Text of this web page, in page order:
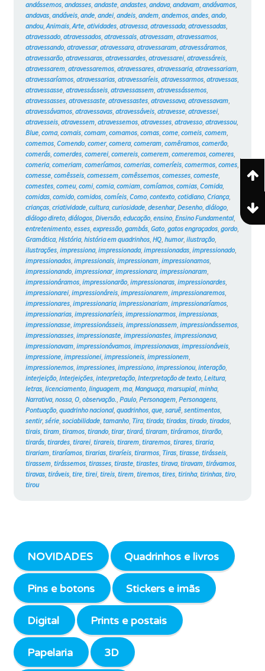
andássemos, andasses, andaste, andastes, andava, andavam, andávamos,
andavas, andáveis, ande, andei, andeis, andem, andemos, andes, ando,
andou, Animais, Arte, atividades, atravessa, atravessada, atravessadas,
atravessado, atravessados, atravessais, atravessam, atravessamos,
atravessando, atravessar, atravessara, atravessaram, atravessáramos,
atravessarão, atravessaras, atravessardes, atravessarei, atravessáreis,
atravessarem, atravessaremos, atravessares, atravessaria, atravessariam,
atravessaríamos, atravessarias, atravessaríeis, atravessarmos, atravessas,
atravessasse, atravessásseis, atravessassem, atravessássemos,
atravessasses, atravessaste, atravessastes, atravessava, atravessavam,
atravessávamos, atravessavas, atravessáveis, atravesse, atravessei,
atravesseis, atravessem, atravessemos, atravesses, atravesso, atravessou,
Blue, coma, comais, comam, comamos, comas, come, comeis, comem,
comemos, Comendo, comer, comera, comeram, comêramos, comerão,
comerás, comerdes, comerei, comereis, comerem, comeremos, comeres,
comeria, comeriam, comeríamos, comerias, comeríeis, comermos, comes,
comesse, comêsseis, comessem, comêssemos, comesses, comeste,
comestes, comeu, comi, comia, comiam, comíamos, comias, Comida,
comidas, comido, comidos, comíeis, Como, contexto, cotidiano, Criança,
crianças, criatividade, cultura, curiosidade, desenhar, Desenho, diálogo,
diálogo direto, diálogos, Diversão, educação, ensino, Ensino Fundamental,
entretenimento, esses, expressão, gambás, Gato, gatos engraçados, gordo,
Gramática, História, história em quadrinhos, HQ, humor, ilustração,
ilustrações, impressiona, impressionada, impressionadas, impressionado,
impressionados, impressionais, impressionam, impressionamos,
impressionando, impressionar, impressionara, impressionaram,
impressionáramos, impressionarão, impressionaras, impressionardes,
impressionarei, impressionáreis, impressionarem, impressionaremos,
impressionares, impressionaria, impressionariam, impressionaríamos,
impressionarias, impressionaríeis, impressionarmos, impressionas,
impressionasse, impressionásseis, impressionassem, impressionássemos,
impressionasses, impressionaste, impressionastes, impressionava,
impressionavam, impressionávamos, impressionavas, impressionáveis,
impressione, impressionei, impressioneis, impressionem,
impressionemos, impressiones, impressiono, impressionou, interação,
interjeição, Interjeições, interpretação, Interpretação de texto, Leitura,
letras, licenciamento, linguagem, ma, Manguaça, marsupial, minha,
Narrativa, nossa, O, observação. Paulo, Personagem, Personagens,
Pontuação, quadrinho nacional, quadrinhos, que, saruê, sentimentos,
sentir, série, sociabilidade, tamanho, Tira, tirada, tiradas, tirado, tirados,
tirais, tiram, tiramos, tirando, tirar, tirará, tiraram, tiráramos, tirarão,
tirarás, tirardes, tirarei, tirareis, tirarem, tiraremos, tirares, tiraria,
tirariam, tiraríamos, tirarias, tiraríeis, tirarmos, Tiras, tirasse, tirásseis,
tirassem, tirássemos, tirasses, tiraste, tirastes, tirava, tiravam, tirávamos,
tiravas, tiráveis, tire, tirei, tireis, tirem, tiremos, tires, tirinha, tirinhas, tiro,
tirou
NOVIDADES Quadrinhos e livros
Pins e botons Stickers e imãs
Digital Prints e postais
Papelaria 3D